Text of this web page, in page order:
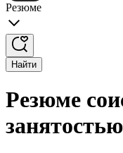
Резюме
Найти
Резюме